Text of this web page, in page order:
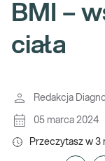
BMI –
ciała
Redakcja
05 marca 2024
Przeczytasz w 3